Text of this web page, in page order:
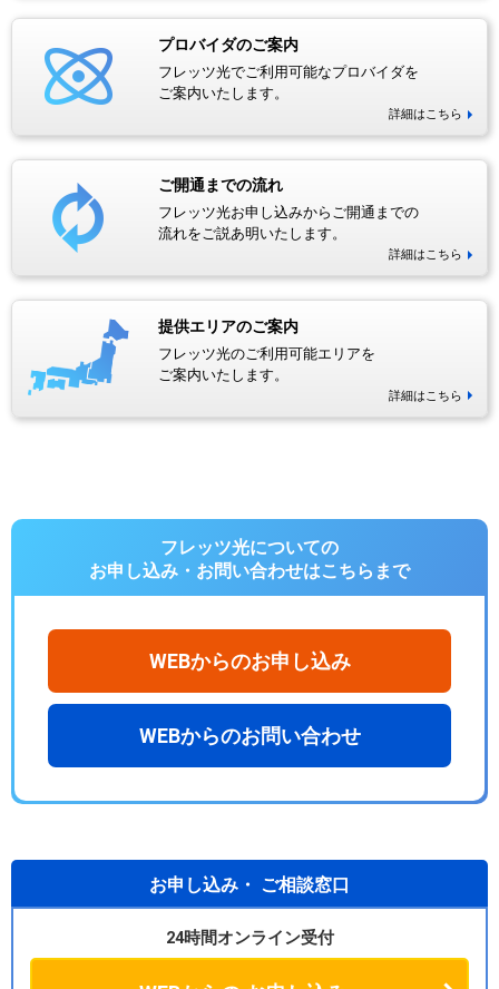
プロバイダのご案内
フレッツ光でご利用可能なプロバイダを
ご案内いたします。
詳細はこちら
ご開通までの流れ
フレッツ光お申し込みからご開通までの
流れをご説あ明いたします。
詳細はこちら
提供エリアのご案内
フレッツ光のご利用可能エリアを
ご案内いたします。
詳細はこちら
フレッツ光についての
お申し込み・お問い合わせはこちらまで
WEBからのお申し込み
WEBからのお問い合わせ
お申し込み・ ご相談窓口
24時間オンライン受付